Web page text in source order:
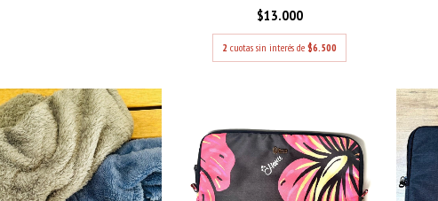
$13.000
2 cuotas sin interés de$6.500